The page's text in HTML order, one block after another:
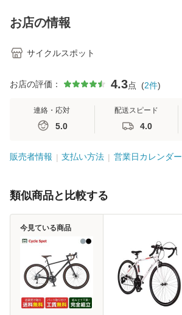
お店の情報
サイクルスポット
お店の評価： 4.3点 (2件)
連絡・応対
5.0
配送スピード
4.0
販売者情報 支払い方法 営業日カレンダー
類似商品と比較する
今見ている商品